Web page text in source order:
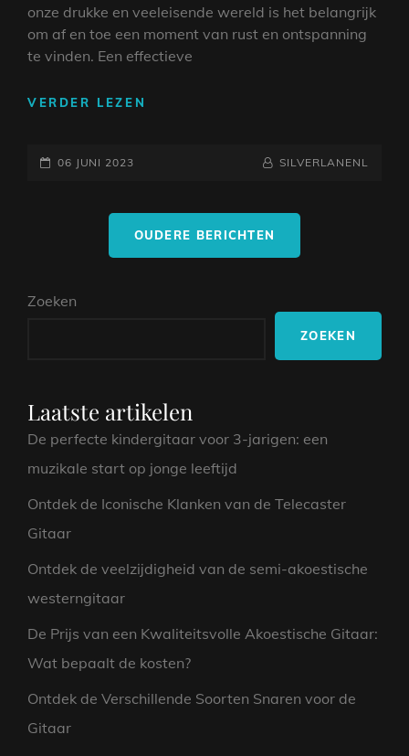
onze drukke en veeleisende wereld is het belangrijk
om af en toe een moment van rust en ontspanning
te vinden. Een effectieve
VERDER LEZEN
GEPLAATST
06 JUNI 2023 NAAMREGEL
BYLINE
SILVERLANENL
Berichtnavigatie
OUDERE BERICHTEN
Zoeken
ZOEKEN
Laatste artikelen
De perfecte kindergitaar voor 3-jarigen: een
muzikale start op jonge leeftijd
Ontdek de Iconische Klanken van de Telecaster
Gitaar
Ontdek de veelzijdigheid van de semi-akoestische
westerngitaar
De Prijs van een Kwaliteitsvolle Akoestische Gitaar:
Wat bepaalt de kosten?
Ontdek de Verschillende Soorten Snaren voor de
Gitaar